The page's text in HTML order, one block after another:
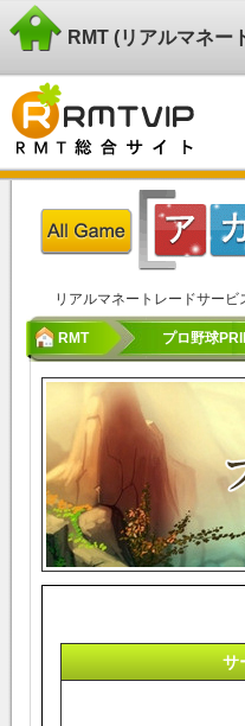
RMT (リアルマネー
リアルマネートレードサー
RMT プロ野球
サ